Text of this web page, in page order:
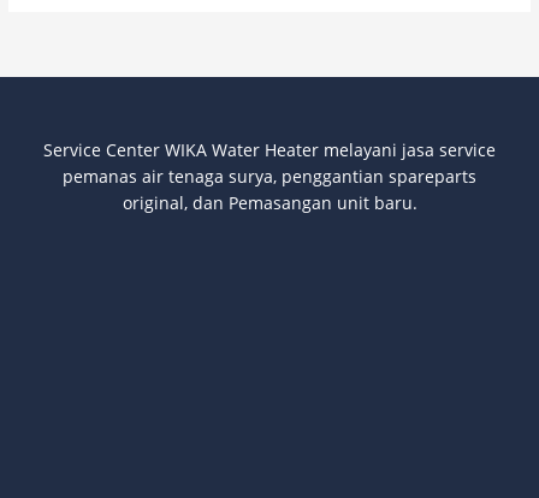
Service Center WIKA Water Heater melayani jasa service
pemanas air tenaga surya, penggantian spareparts
original, dan Pemasangan unit baru.